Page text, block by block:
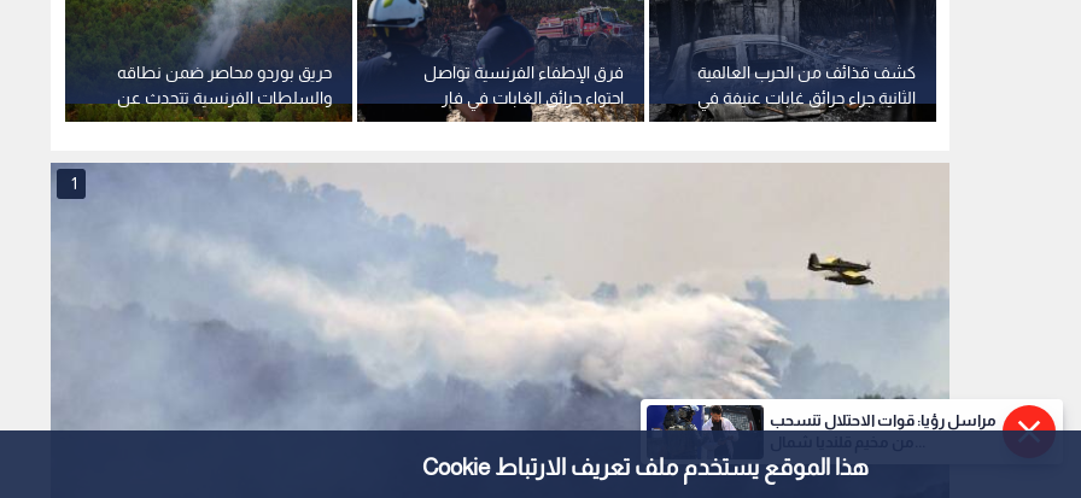
هذا الموقع يستخدم ملف تعريف الارتباط Cookie
حريق بوردو محاصر ضمن نطاقه
والسلطات الفرنسية تتحدث عن
استقرار الوضع
فرق الإطفاء الفرنسية تواصل
احتواء حرائق الغابات في فار
وجيروند
كشف قذائف من الحرب العالمية
الثانية جراء حرائق غابات عنيفة في
بوردو الفرنسية
1
مراسل رؤيا: قوات الاحتلال تنسحب